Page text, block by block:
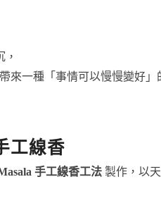
，
來一種「事情可以慢慢變好」
工線香
手工線香工法 製作，以